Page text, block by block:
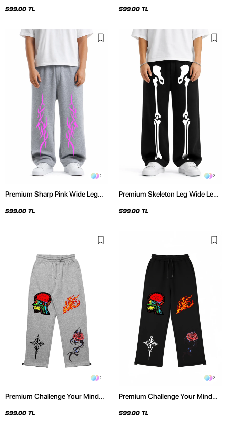
599,00 TL 599,00 TL
2
Premium Sharp Pink Wide Leg
599,00 TL
2
Premium Skeleton Leg Wide Leg
599,00 TL
2
Premium Challenge Your Mind
599,00 TL
2
Premium Challenge Your Mind
Altı
599,00 TL